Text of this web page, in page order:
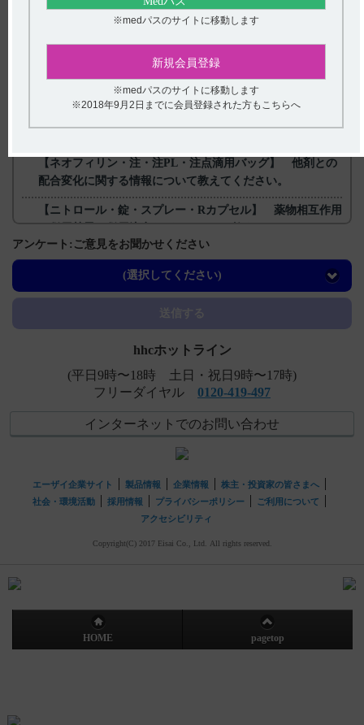
関連するQ&A
【ネオフィリン・注・注PL・注点滴用バッグ】 他剤との
配合変化に関する情報について教えてください。
【ニトロール・錠・スプレー・Rカプセル】 薬物相互作用
【ネオフィリン・注・注PL・注点滴用バッグ】 薬剤交付
時など取り扱いで、注意することはありますか？
アンケート:ご意見をお聞かせください
(選択してください)
※medパスのサイトに移動します
新規会員登録
※medパスのサイトに移動します
※2018年9月2日までに会員登録された方もこちらへ
hhcホットライン
(平日9時〜18時 土日・祝日9時〜17時)
フリーダイヤル 0120-419-497
インターネットでのお問い合わせ
エーザイ企業サイト 製品情報 企業情報
株主・投資家の皆さまへ
社会・環境活動
採用情報 プライバシーポリシー
ご利用について
アクセシビリティ
Copyright(C) 2017 Eisai Co., Ltd. All rights reserved.
HOME pagetop